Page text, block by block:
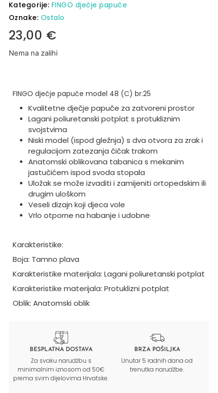
Kategorije: FINGO dječje papuče
Oznake: Ostalo
23,00 €
Nema na zalihi
FINGO dječje papuče model 48 (C) br.25
Kvalitetne dječje papuče za zatvoreni prostor
Lagani poliuretanski potplat s protukliznim
svojstvima
Niski model (ispod gležnja) s dva otvora za zrak i
regulacijom zatezanja čičak trakom
Anatomski oblikovana tabanica s mekanim
jastučićem ispod svoda stopala
Uložak se može izvaditi i zamijeniti ortopedskim ili
drugim uloškom
Veseli dizajn koji djeca vole
Vrlo otporne na habanje i udobne
Karakteristike:
Boja: Tamno plava
Karakteristike materijala: Lagani poliuretanski potplat
Karakteristike materijala: Protuklizni potplat
Oblik: Anatomski oblik
BESPLATNA DOSTAVA
Za svaku narudžbu s
minimalnim iznosom od 50€
prema svim dijelovima Hrvatske.
BRZA POŠILJKA
Unutar 5 radnih dana od
trenutka narudžbe.